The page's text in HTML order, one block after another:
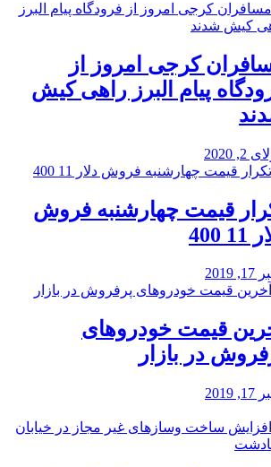
کرجی امروز از
پیام البرز راهی کیش
2020
قیمت چهارشنبه فروش
قیمت خودرو‌های
در بازار